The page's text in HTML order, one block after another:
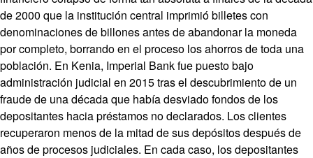
de 2000 que la institución central imprimió billetes con
denominaciones de billones antes de abandonar la moneda
por completo, borrando en el proceso los ahorros de toda una
población. En Kenia, Imperial Bank fue puesto bajo
administración judicial en 2015 tras el descubrimiento de un
fraude de una década que había desviado fondos de los
depositantes hacia préstamos no declarados. Los clientes
recuperaron menos de la mitad de sus depósitos después de
años de procesos judiciales. En cada caso, los depositantes